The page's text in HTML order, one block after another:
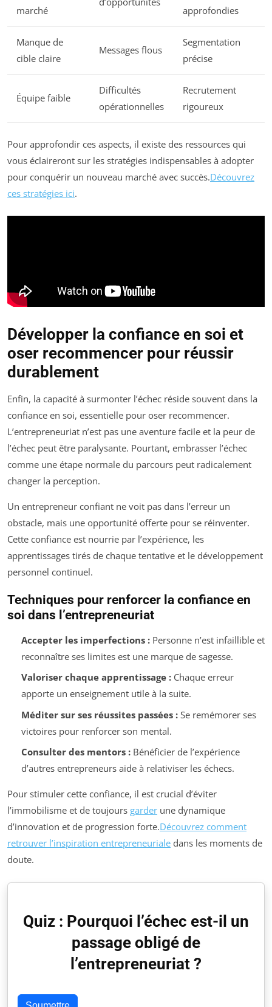
marché
approfondies
Manque de
cible claire
Messages flous
Segmentation
précise
Équipe faible
Difficultés
opérationnelles
Recrutement
rigoureux
Pour approfondir ces aspects, il existe des ressources qui
vous éclaireront sur les stratégies indispensables à adopter
pour conquérir un nouveau marché avec succès.Découvrez
ces stratégies ici.
Développer la confiance en soi et
oser recommencer pour réussir
durablement
Enfin, la capacité à surmonter l’échec réside souvent dans la
confiance en soi, essentielle pour oser recommencer.
L’entrepreneuriat n’est pas une aventure facile et la peur de
l’échec peut être paralysante. Pourtant, embrasser l’échec
comme une étape normale du parcours peut radicalement
changer la perception.
Un entrepreneur confiant ne voit pas dans l’erreur un
obstacle, mais une opportunité offerte pour se réinventer.
Cette confiance est nourrie par l’expérience, les
apprentissages tirés de chaque tentative et le développement
personnel continuel.
Techniques pour renforcer la confiance en
soi dans l’entrepreneuriat
Accepter les imperfections :Personne n’est infaillible et
reconnaître ses limites est une marque de sagesse.
Valoriser chaque apprentissage :Chaque erreur
apporte un enseignement utile à la suite.
Méditer sur ses réussites passées :Se remémorer ses
victoires pour renforcer son mental.
Consulter des mentors :Bénéficier de l’expérience
d’autres entrepreneurs aide à relativiser les échecs.
Pour stimuler cette confiance, il est crucial d’éviter
l’immobilisme et de toujours garder une dynamique
d’innovation et de progression forte.Découvrez comment
retrouver l’inspiration entrepreneuriale dans les moments de
doute.
Quiz : Pourquoi l’échec est-il un
passage obligé de
l’entrepreneuriat ?